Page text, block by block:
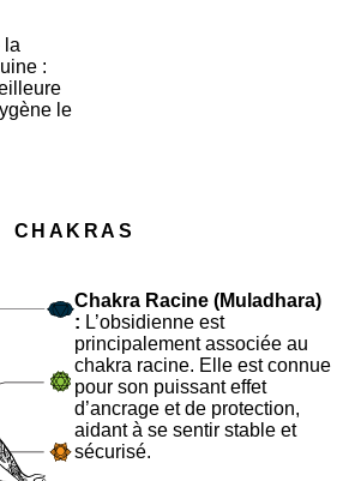
la
:
le
CHAKRAS
Chakra Racine (Muladhara)
: L’obsidienne est
principalement associée au
chakra racine. Elle est connue
pour son puissant effet
d’ancrage et de protection,
aidant à se sentir stable et
sécurisé.